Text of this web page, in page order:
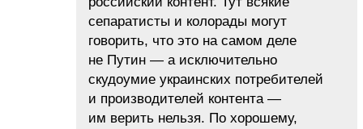
сепаратисты и колорады могут
говорить, что это на самом деле
не Путин — а исключительно
скудоумие украинских потребителей
и производителей контента —
им верить нельзя. По хорошему,